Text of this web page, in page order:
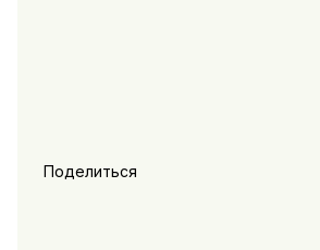
Поделиться